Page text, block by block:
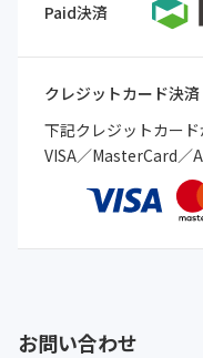
Paid決済
クレジットカード決済
下記クレジットカード
VISA／MasterCard／
お問い合わせ